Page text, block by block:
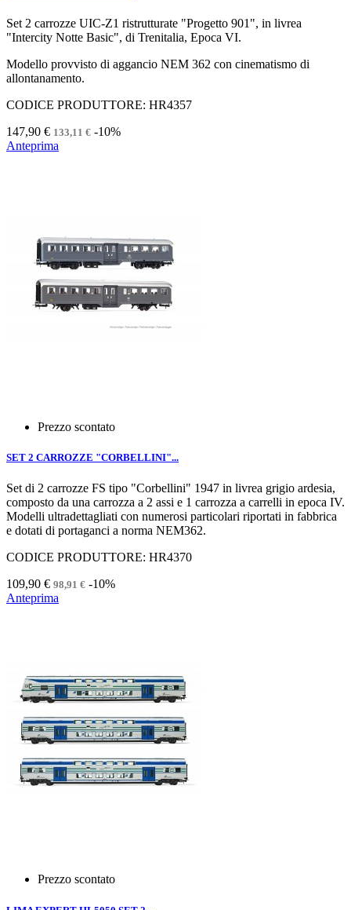
Set 2 carrozze UIC-Z1 ristrutturate "Progetto 901", in livrea
"Intercity Notte Basic", di Trenitalia, Epoca VI.
Modello provvisto di aggancio NEM 362 con cinematismo di
allontanamento.
CODICE PRODUTTORE: HR4357
147,90 € 133,11 € -10%
Anteprima
Prezzo scontato
SET 2 CARROZZE "CORBELLINI"...
Set di 2 carrozze FS tipo "Corbellini" 1947 in livrea grigio ardesia,
composto da una carrozza a 2 assi e 1 carrozza a carrelli in epoca IV.
Modelli ultradettagliati con numerosi particolari riportati in fabbrica
e dotati di portaganci a norma NEM362.
CODICE PRODUTTORE: HR4370
109,90 € 98,91 € -10%
Anteprima
Prezzo scontato